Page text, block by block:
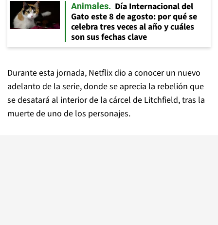
Animales
Día Internacional del
Gato este 8 de agosto: por qué se
celebra tres veces al año y cuáles
son sus fechas clave
Durante esta jornada, Netflix dio a conocer un nuevo
adelanto de la serie, donde se aprecia la rebelión que
se desatará al interior de la cárcel de Litchfield, tras la
muerte de uno de los personajes.